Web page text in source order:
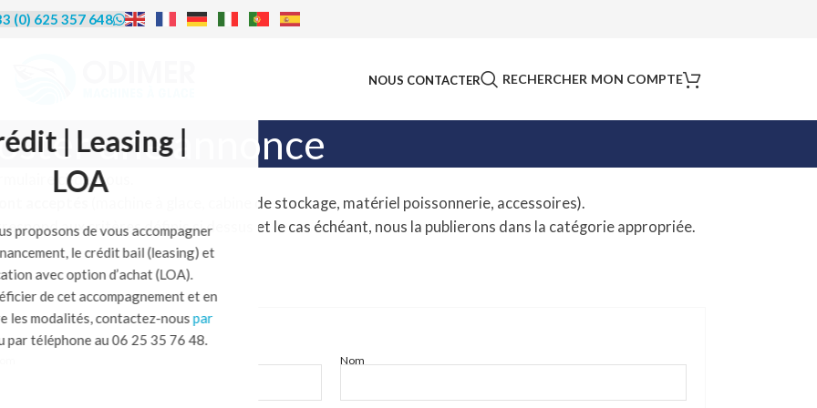
| Leasing |
LOA
proposons de vous accompagner
le crédit bail (leasing) et
avec option d’achat (LOA).
de cet accompagnement et en
les modalités, contactez-nouspar
par téléphone au 06 25 35 76 48.
(0) 625 357 648
NOUS CONTACTER RECHERCHER MON COMPTE
une annonce
ci-dessous.
acceptés
(machine à glace, cabine de stockage, matériel poissonnerie, accessoires).
aux critères définis si dessus et le cas échéant, nous la publierons dans la catégorie appropriée.
Nom